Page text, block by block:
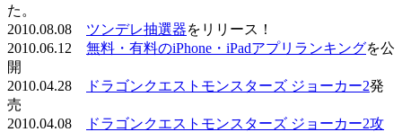
た。
2010.08.08 ツンデレ抽選器をリリース！
2010.06.12 無料・有料のiPhone・iPadアプリランキングを公
開
2010.04.28
ドラゴンクエストモンスターズ ジョーカー2発
売
2010.04.08
ドラゴンクエストモンスターズ ジョーカー2攻